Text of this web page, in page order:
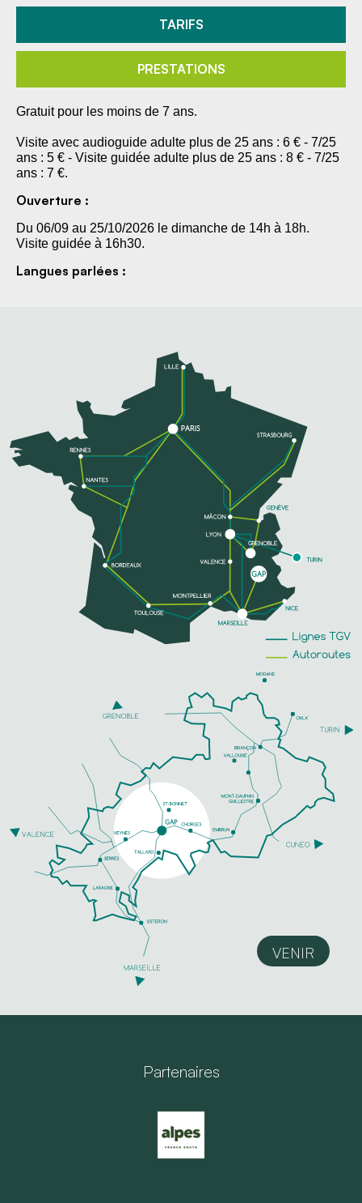
TARIFS
PRESTATIONS
Gratuit pour les moins de 7 ans.
Visite avec audioguide adulte plus de 25 ans : 6 € - 7/25
ans : 5 € - Visite guidée adulte plus de 25 ans : 8 € - 7/25
ans : 7 €.
Ouverture :
Du 06/09 au 25/10/2026 le dimanche de 14h à 18h.
Visite guidée à 16h30.
Langues parlées :
VENIR
Partenaires